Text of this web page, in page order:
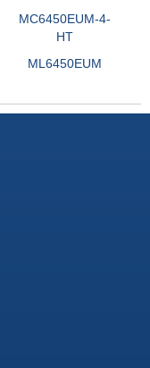
MC6450EUM-4-
HT
ML6450EUM